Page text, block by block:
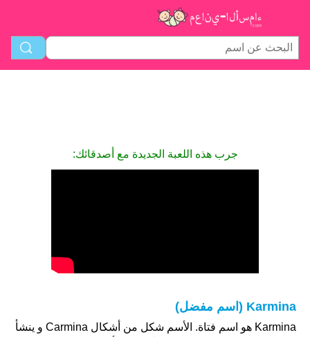
جرب هذه اللعبة الجديدة مع أصدقائك:
Karmina (اسم مفضل)
Karmina هو اسم فتاة. الأسم شكل من أشكال Carmina و ينشأ